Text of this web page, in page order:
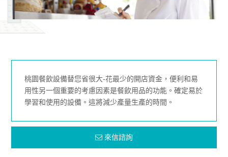
桃園餐飲設備替您省很大-花最少的開店資金，便利和易
用性另一個重要的考慮因素是餐飲用品的功能。確定易於
學習和使用的設備。這將減少產量生產的時間。
來信諮詢